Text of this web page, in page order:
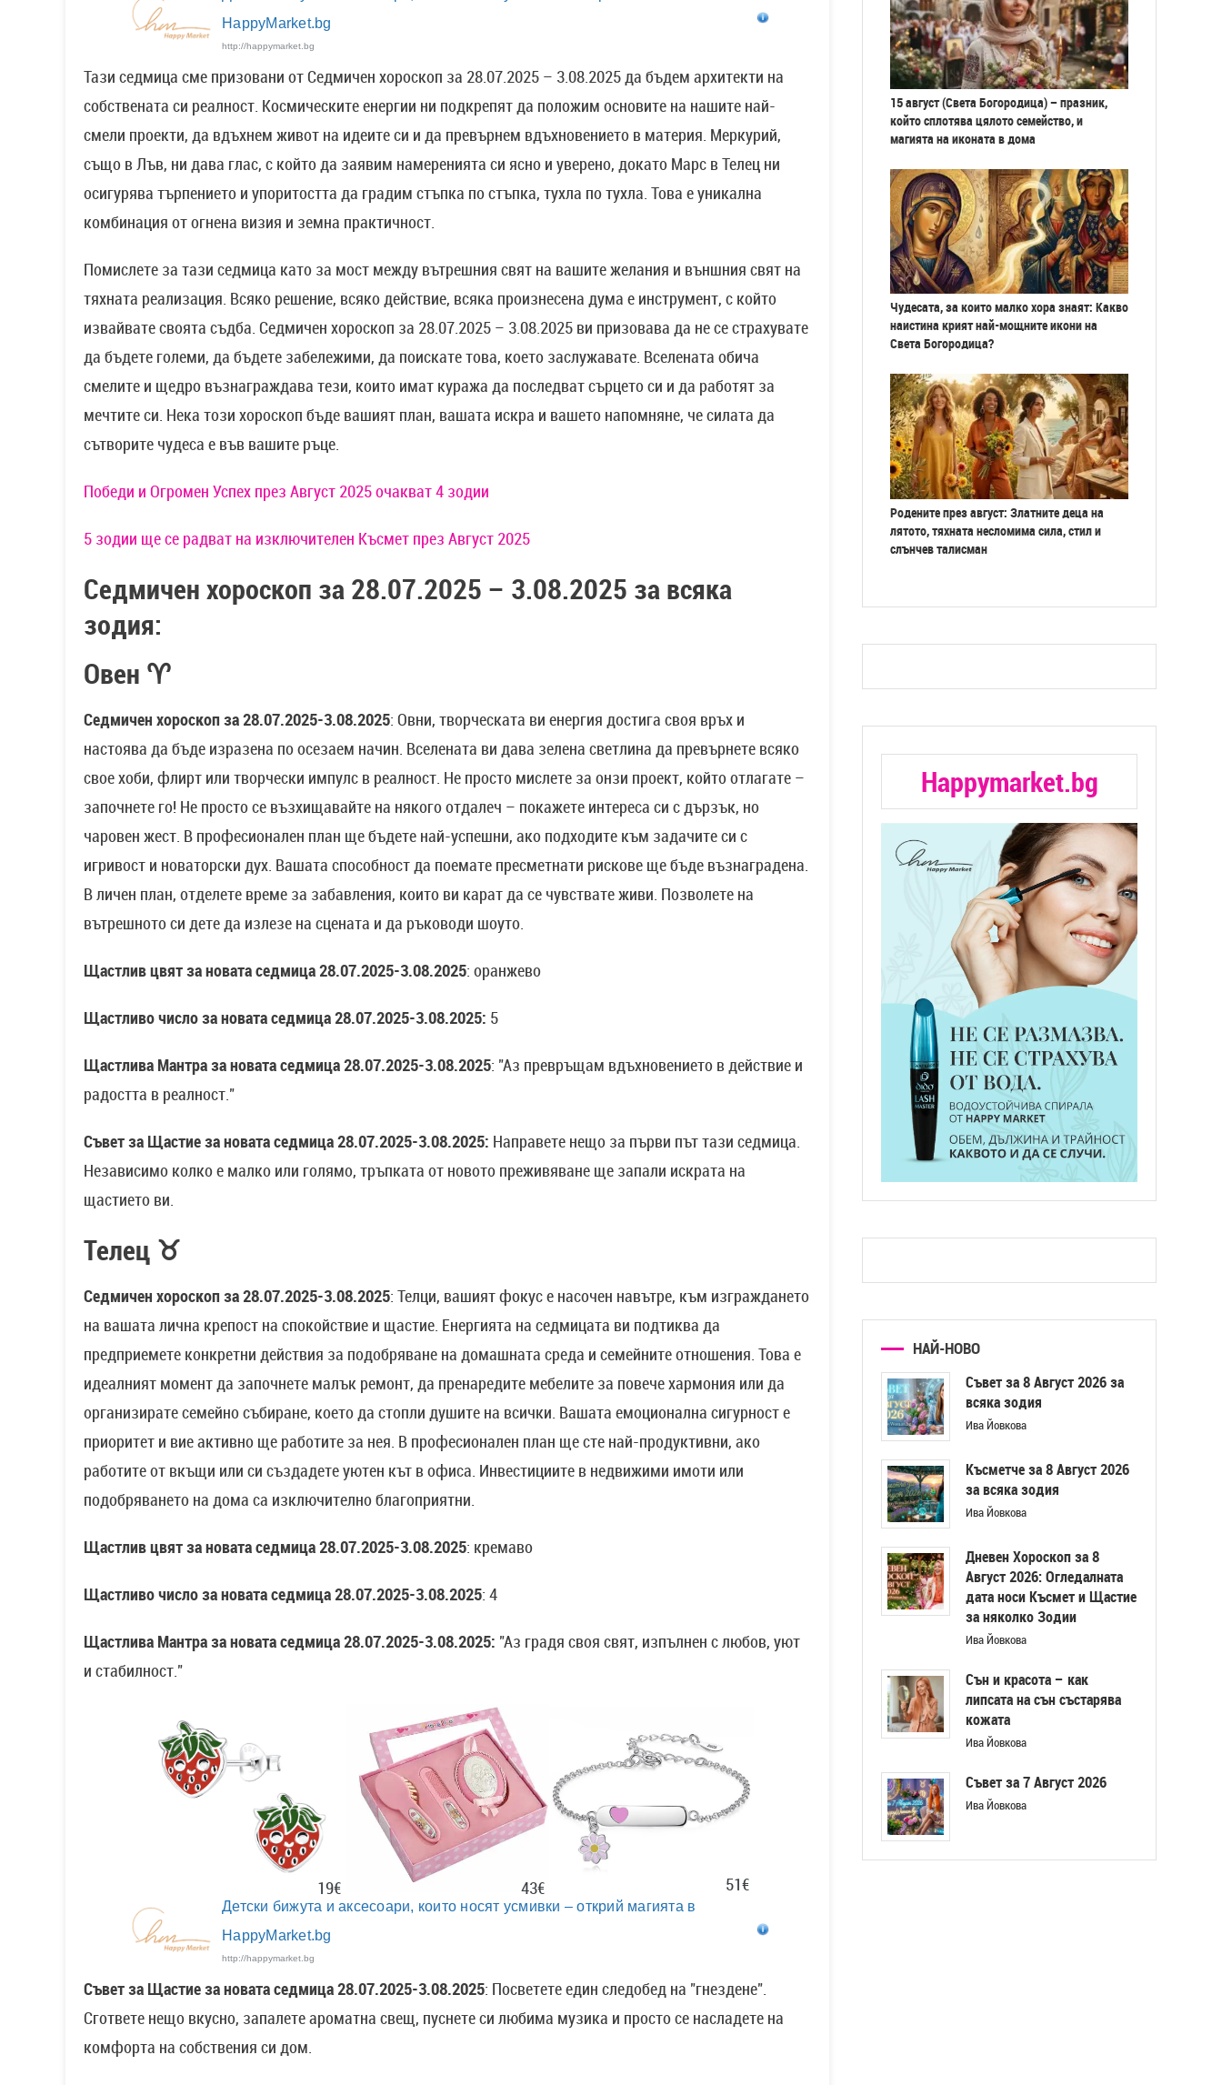
HappyMarket.bg
http://happymarket.bg
Тази седмица сме призовани от Седмичен хороскоп за 28.07.2025 – 3.08.2025 да бъдем архитекти на
собствената си реалност. Космическите енергии ни подкрепят да положим основите на нашите най-
смели проекти, да вдъхнем живот на идеите си и да превърнем вдъхновението в материя. Меркурий,
също в Лъв, ни дава глас, с който да заявим намеренията си ясно и уверено, докато Марс в Телец ни
осигурява търпението и упоритостта да градим стъпка по стъпка, тухла по тухла. Това е уникална
комбинация от огнена визия и земна практичност.
Помислете за тази седмица като за мост между вътрешния свят на вашите желания и външния свят на
тяхната реализация. Всяко решение, всяко действие, всяка произнесена дума е инструмент, с който
извайвате своята съдба. Седмичен хороскоп за 28.07.2025 – 3.08.2025 ви призовава да не се страхувате
да бъдете големи, да бъдете забележими, да поискате това, което заслужавате. Вселената обича
смелите и щедро възнаграждава тези, които имат куража да последват сърцето си и да работят за
мечтите си. Нека този хороскоп бъде вашият план, вашата искра и вашето напомняне, че силата да
сътворите чудеса е във вашите ръце.
Победи и Огромен Успех през Август 2025 очакват 4 зодии
5 зодии ще се радват на изключителен Късмет през Август 2025
Седмичен хороскоп за 28.07.2025 – 3.08.2025 за всяка
зодия:
Овен ♈
Седмичен хороскоп за 28.07.2025-3.08.2025: Овни, творческата ви енергия достига своя връх и
настоява да бъде изразена по осезаем начин. Вселената ви дава зелена светлина да превърнете всяко
свое хоби, флирт или творчески импулс в реалност. Не просто мислете за онзи проект, който отлагате –
започнете го! Не просто се възхищавайте на някого отдалеч – покажете интереса си с дързък, но
чаровен жест. В професионален план ще бъдете най-успешни, ако подходите към задачите си с
игривост и новаторски дух. Вашата способност да поемате пресметнати рискове ще бъде възнаградена.
В личен план, отделете време за забавления, които ви карат да се чувствате живи. Позволете на
вътрешното си дете да излезе на сцената и да ръководи шоуто.
Щастлив цвят за новата седмица 28.07.2025-3.08.2025: оранжево
Щастливо число за новата седмица28.07.2025-3.08.2025: 5
Щастлива Мантра за новата седмица 28.07.2025-3.08.2025: "Аз превръщам вдъхновението в действие и
радостта в реалност."
Съвет за Щастие за новата седмица 28.07.2025-3.08.2025: Направете нещо за първи път тази седмица.
Независимо колко е малко или голямо, тръпката от новото преживяване ще запали искрата на
щастието ви.
Телец ♉
Седмичен хороскоп за 28.07.2025-3.08.2025: Телци, вашият фокус е насочен навътре, към изграждането
на вашата лична крепост на спокойствие и щастие. Енергията на седмицата ви подтиква да
предприемете конкретни действия за подобряване на домашната среда и семейните отношения. Това е
идеалният момент да започнете малък ремонт, да пренаредите мебелите за повече хармония или да
организирате семейно събиране, което да стопли душите на всички. Вашата емоционална сигурност е
приоритет и вие активно ще работите за нея. В професионален план ще сте най-продуктивни, ако
работите от вкъщи или си създадете уютен кът в офиса. Инвестициите в недвижими имоти или
подобряването на дома са изключително благоприятни.
Щастлив цвят за новата седмица 28.07.2025-3.08.2025: кремаво
Щастливо число за новата седмица 28.07.2025-3.08.2025: 4
Щастлива Мантра за новата седмица 28.07.2025-3.08.2025: "Аз градя своя свят, изпълнен с любов, уют
и стабилност."
19€ 43€ 51€
Детски бижута и аксесоари, които носят усмивки – открий магията в
HappyMarket.bg
http://happymarket.bg
Съвет за Щастие за новата седмица 28.07.2025-3.08.2025: Посветете един следобед на "гнездене".
Сгответе нещо вкусно, запалете ароматна свещ, пуснете си любима музика и просто се насладете на
комфорта на собствения си дом.
15 август (Света Богородица) – празник,
който сплотява цялото семейство, и
магията на иконата в дома
Чудесата, за които малко хора знаят: Какво
наистина крият най-мощните икони на
Света Богородица?
Родените през август: Златните деца на
лятото, тяхната несломима сила, стил и
слънчев талисман
Happymarket.bg
НАЙ-НОВО
Съвет за 8 Август 2026 за
всяка зодия
Ива Йовкова
Късметче за 8 Август 2026
за всяка зодия
Ива Йовкова
Дневен Хороскоп за 8
Август 2026: Огледалната
дата носи Късмет и Щастие
за няколко Зодии
Ива Йовкова
Сън и красота – как
липсата на сън състарява
кожата
Ива Йовкова
Съвет за 7 Август 2026
Ива Йовкова